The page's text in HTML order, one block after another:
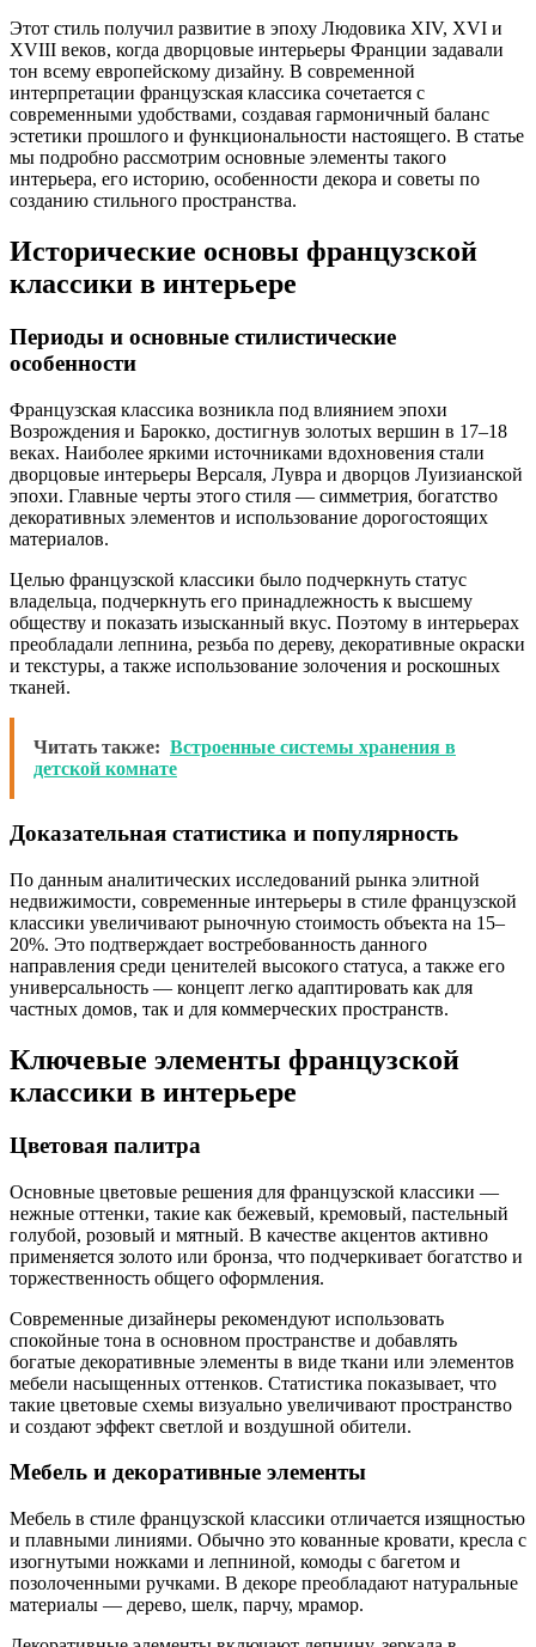
Этот стиль получил развитие в эпоху Людовика XIV, XVI и
XVIII веков, когда дворцовые интерьеры Франции задавали
тон всему европейскому дизайну. В современной
интерпретации французская классика сочетается с
современными удобствами, создавая гармоничный баланс
эстетики прошлого и функциональности настоящего. В статье
мы подробно рассмотрим основные элементы такого
интерьера, его историю, особенности декора и советы по
созданию стильного пространства.
Исторические основы французской
классики в интерьере
Периоды и основные стилистические
особенности
Французская классика возникла под влиянием эпохи
Возрождения и Барокко, достигнув золотых вершин в 17–18
веках. Наиболее яркими источниками вдохновения стали
дворцовые интерьеры Версаля, Лувра и дворцов Луизианской
эпохи. Главные черты этого стиля — симметрия, богатство
декоративных элементов и использование дорогостоящих
материалов.
Целью французской классики было подчеркнуть статус
владельца, подчеркнуть его принадлежность к высшему
обществу и показать изысканный вкус. Поэтому в интерьерах
преобладали лепнина, резьба по дереву, декоративные окраски
и текстуры, а также использование золочения и роскошных
тканей.
Читать также: Встроенные системы хранения в
детской комнате
Доказательная статистика и популярность
По данным аналитических исследований рынка элитной
недвижимости, современные интерьеры в стиле французской
классики увеличивают рыночную стоимость объекта на 15–
20%. Это подтверждает востребованность данного
направления среди ценителей высокого статуса, а также его
универсальность — концепт легко адаптировать как для
частных домов, так и для коммерческих пространств.
Ключевые элементы французской
классики в интерьере
Цветовая палитра
Основные цветовые решения для французской классики —
нежные оттенки, такие как бежевый, кремовый, пастельный
голубой, розовый и мятный. В качестве акцентов активно
применяется золото или бронза, что подчеркивает богатство и
торжественность общего оформления.
Современные дизайнеры рекомендуют использовать
спокойные тона в основном пространстве и добавлять
богатые декоративные элементы в виде ткани или элементов
мебели насыщенных оттенков. Статистика показывает, что
такие цветовые схемы визуально увеличивают пространство
и создают эффект светлой и воздушной обители.
Мебель и декоративные элементы
Мебель в стиле французской классики отличается изящностью
и плавными линиями. Обычно это кованные кровати, кресла с
изогнутыми ножками и лепниной, комоды с багетом и
позолоченными ручками. В декоре преобладают натуральные
материалы — дерево, шелк, парчу, мрамор.